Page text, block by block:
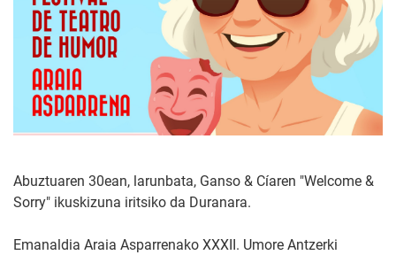
Abuztuaren 30ean, larunbata, Ganso & Cíaren "Welcome &
Sorry" ikuskizuna iritsiko da Duranara.
Emanaldia Araia Asparrenako XXXII. Umore Antzerki